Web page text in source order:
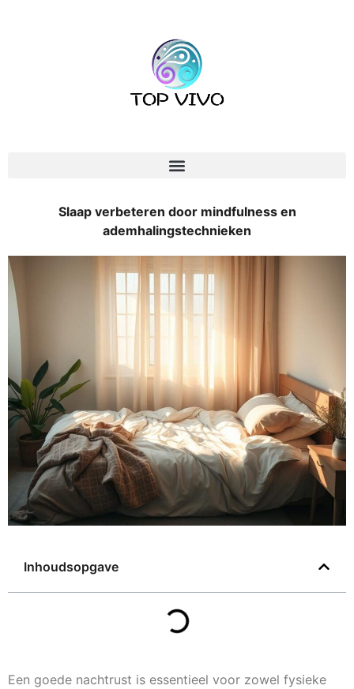
Slaap verbeteren door mindfulness en
ademhalingstechnieken
Inhoudsopgave
Een goede nachtrust is essentieel voor zowel fysieke